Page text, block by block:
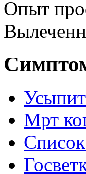
Опыт
Мрт